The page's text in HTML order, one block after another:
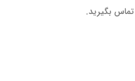
تماس بگیرید.